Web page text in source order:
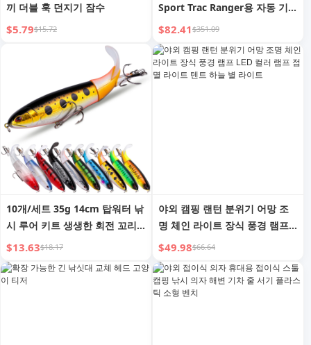
끼 더블 훅 던지기 잠수
$5.79$15.72
Sport Trac Ranger용 자동 기어
시프터 케이블
$82.41$351.09
10개/세트 35g 14cm 탑워터 낚
시 루어 키트 생생한 회전 꼬리
사실적인 미끼 담수 및 해수용
$13.63$18.17
야외 캠핑 랜턴 분위기 어망 조
명 체인 라이트 장식 풍경 램프
LED 컬러 램프 점멸 라이트 텐트
하늘 별 라이트
$49.98$66.64